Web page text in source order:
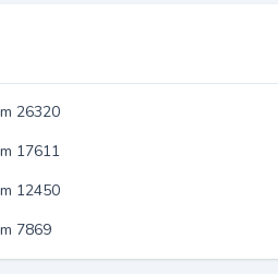
26320
17611
12450
7869